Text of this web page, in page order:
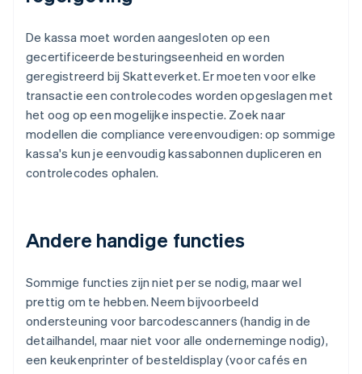
De kassa moet worden aangesloten op een
gecertificeerde besturingseenheid en worden
geregistreerd bij Skatteverket. Er moeten voor elke
transactie een controlecodes worden opgeslagen met
het oog op een mogelijke inspectie. Zoek naar
modellen die compliance vereenvoudigen: op sommige
kassa's kun je eenvoudig kassabonnen dupliceren en
controlecodes ophalen.
Andere handige functies
Sommige functies zijn niet per se nodig, maar wel
prettig om te hebben. Neem bijvoorbeeld
ondersteuning voor barcodescanners (handig in de
detailhandel, maar niet voor alle onderneminge nodig),
een keukenprinter of besteldisplay (voor cafés en